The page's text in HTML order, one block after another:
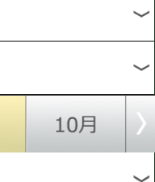
年
年